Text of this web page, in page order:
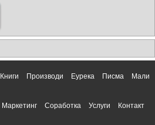
Книги Производи Еурека Писма
Мали
Маркетинг Соработка Услуги Контакт